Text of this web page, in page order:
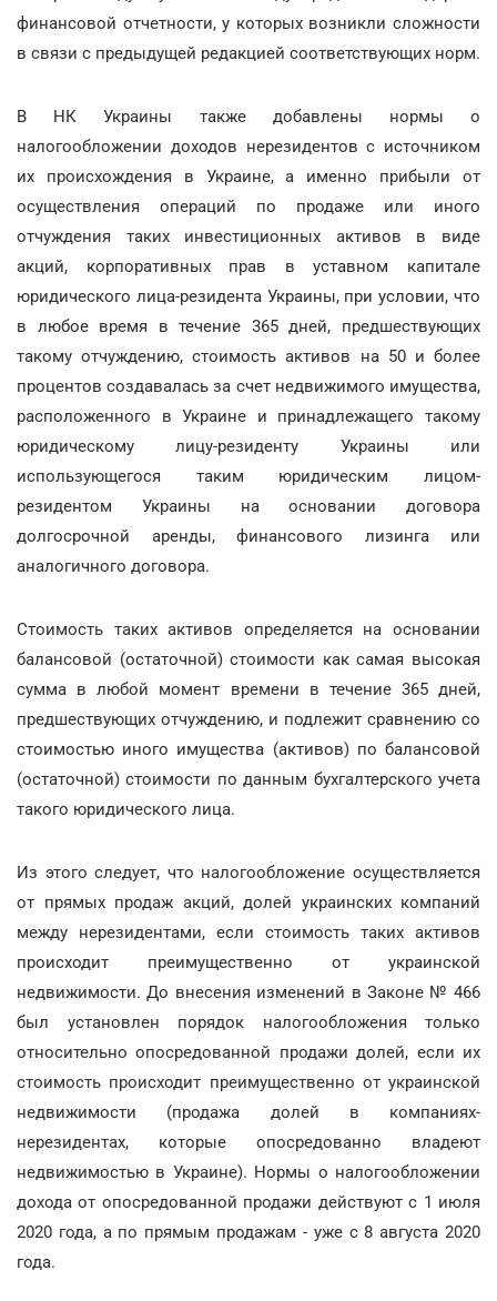
финансовой отчетности, у которых возникли сложности
в связи с предыдущей редакцией соответствующих норм.
В НК Украины также добавлены нормы о
налогообложении доходов нерезидентов с источником
их происхождения в Украине, а именно прибыли от
осуществления операций по продаже или иного
отчуждения таких инвестиционных активов в виде
акций, корпоративных прав в уставном капитале
юридического лица-резидента Украины, при условии, что
в любое время в течение 365 дней, предшествующих
такому отчуждению, стоимость активов на 50 и более
процентов создавалась за счет недвижимого имущества,
расположенного в Украине и принадлежащего такому
юридическому лицу-резиденту Украины или
использующегося таким юридическим лицом-
резидентом Украины на основании договора
долгосрочной аренды, финансового лизинга или
аналогичного договора.
Стоимость таких активов определяется на основании
балансовой (остаточной) стоимости как самая высокая
сумма в любой момент времени в течение 365 дней,
предшествующих отчуждению, и подлежит сравнению со
стоимостью иного имущества (активов) по балансовой
(остаточной) стоимости по данным бухгалтерского учета
такого юридического лица.
Из этого следует, что налогообложение осуществляется
от прямых продаж акций, долей украинских компаний
между нерезидентами, если стоимость таких активов
происходит преимущественно от украинской
недвижимости. До внесения изменений в Законе № 466
был установлен порядок налогообложения только
относительно опосредованной продажи долей, если их
стоимость происходит преимущественно от украинской
недвижимости (продажа долей в компаниях-
нерезидентах, которые опосредованно владеют
недвижимостью в Украине). Нормы о налогообложении
дохода от опосредованной продажи действуют с 1 июля
2020 года, а по прямым продажам - уже с 8 августа 2020
года.